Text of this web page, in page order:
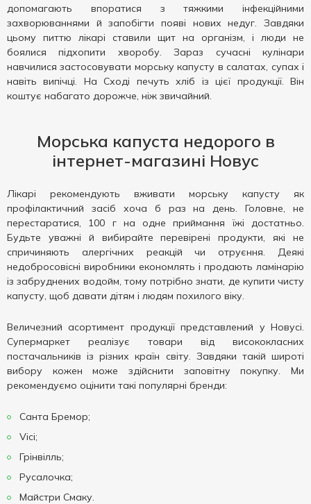
допомагають впоратися з тяжкими інфекційними
захворюваннями й запобігти появі нових недуг. Завдяки
цьому питтю лікарі ставили щит на організм, і люди не
боялися підхопити хворобу. Зараз сучасні кулінари
навчилися застосовувати морську капусту в салатах, супах і
навіть випічці. На Сході печуть хліб із цієї продукції. Він
коштує набагато дорожче, ніж звичайний.
Морська капуста недорого в
інтернет-магазині Новус
Лікарі рекомендують вживати морську капусту як
профілактичний засіб хоча б раз на день. Головне, не
перестаратися, 100 г на одне приймання їжі достатньо.
Будьте уважні й вибирайте перевірені продукти, які не
спричиняють алергічних реакцій чи отруєння. Деякі
недобросовісні виробники економлять і продають ламінарію
із забруднених водойм, тому потрібно знати, де купити чисту
капусту, щоб давати дітям і людям похилого віку.
Величезний асортимент продукції представлений у Новусі.
Супермаркет реалізує товари від висококласних
постачальників із різних країн світу. Завдяки такій широті
вибору кожен може здійснити заповітну покупку. Ми
рекомендуємо оцінити такі популярні бренди:
Санта Бремор;
Vici;
Грінвілль;
Русалочка;
Майстри Смаку.